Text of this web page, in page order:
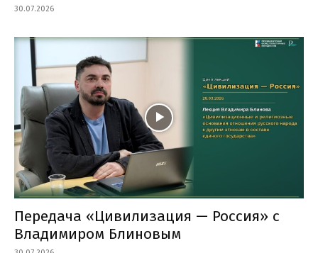
30.07.2026
Передача «Цивилизация — Россия» с
Владимиром Блиновым